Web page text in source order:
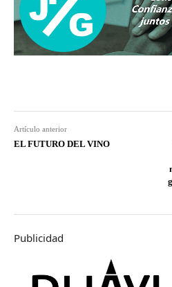
Artículo anterior
EL FUTURO DEL VINO
Publicidad